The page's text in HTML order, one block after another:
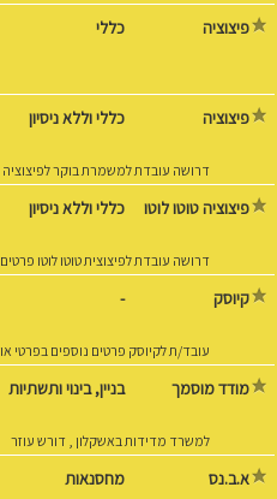
פיצוציה
פיצוציה כללי וללא ניסיון
דרושה עובדת למשמרת בוקר לפיצוציה
לפרטים נוספים בוואצפ
פיצוציה טוטו לוטו כללי וללא ניסיון
דרושה עובדת לפיצוצית טוטו לוטו פרטים
קיוסק -
עובד/ת לקיוסק פרטים נוספים בפרטי או
מודד מוסמך
למשרד מדידות באשקלון , דורש עוזר
א.ב.נס מחסנאות